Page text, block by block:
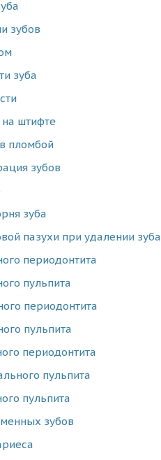
зубов
зуба
на штифте
пломбой
зубов
зуба
пазухи при удалении зуба
периодонтита
пульпита
периодонтита
пульпита
периодонтита
пульпита
пульпита
зубов